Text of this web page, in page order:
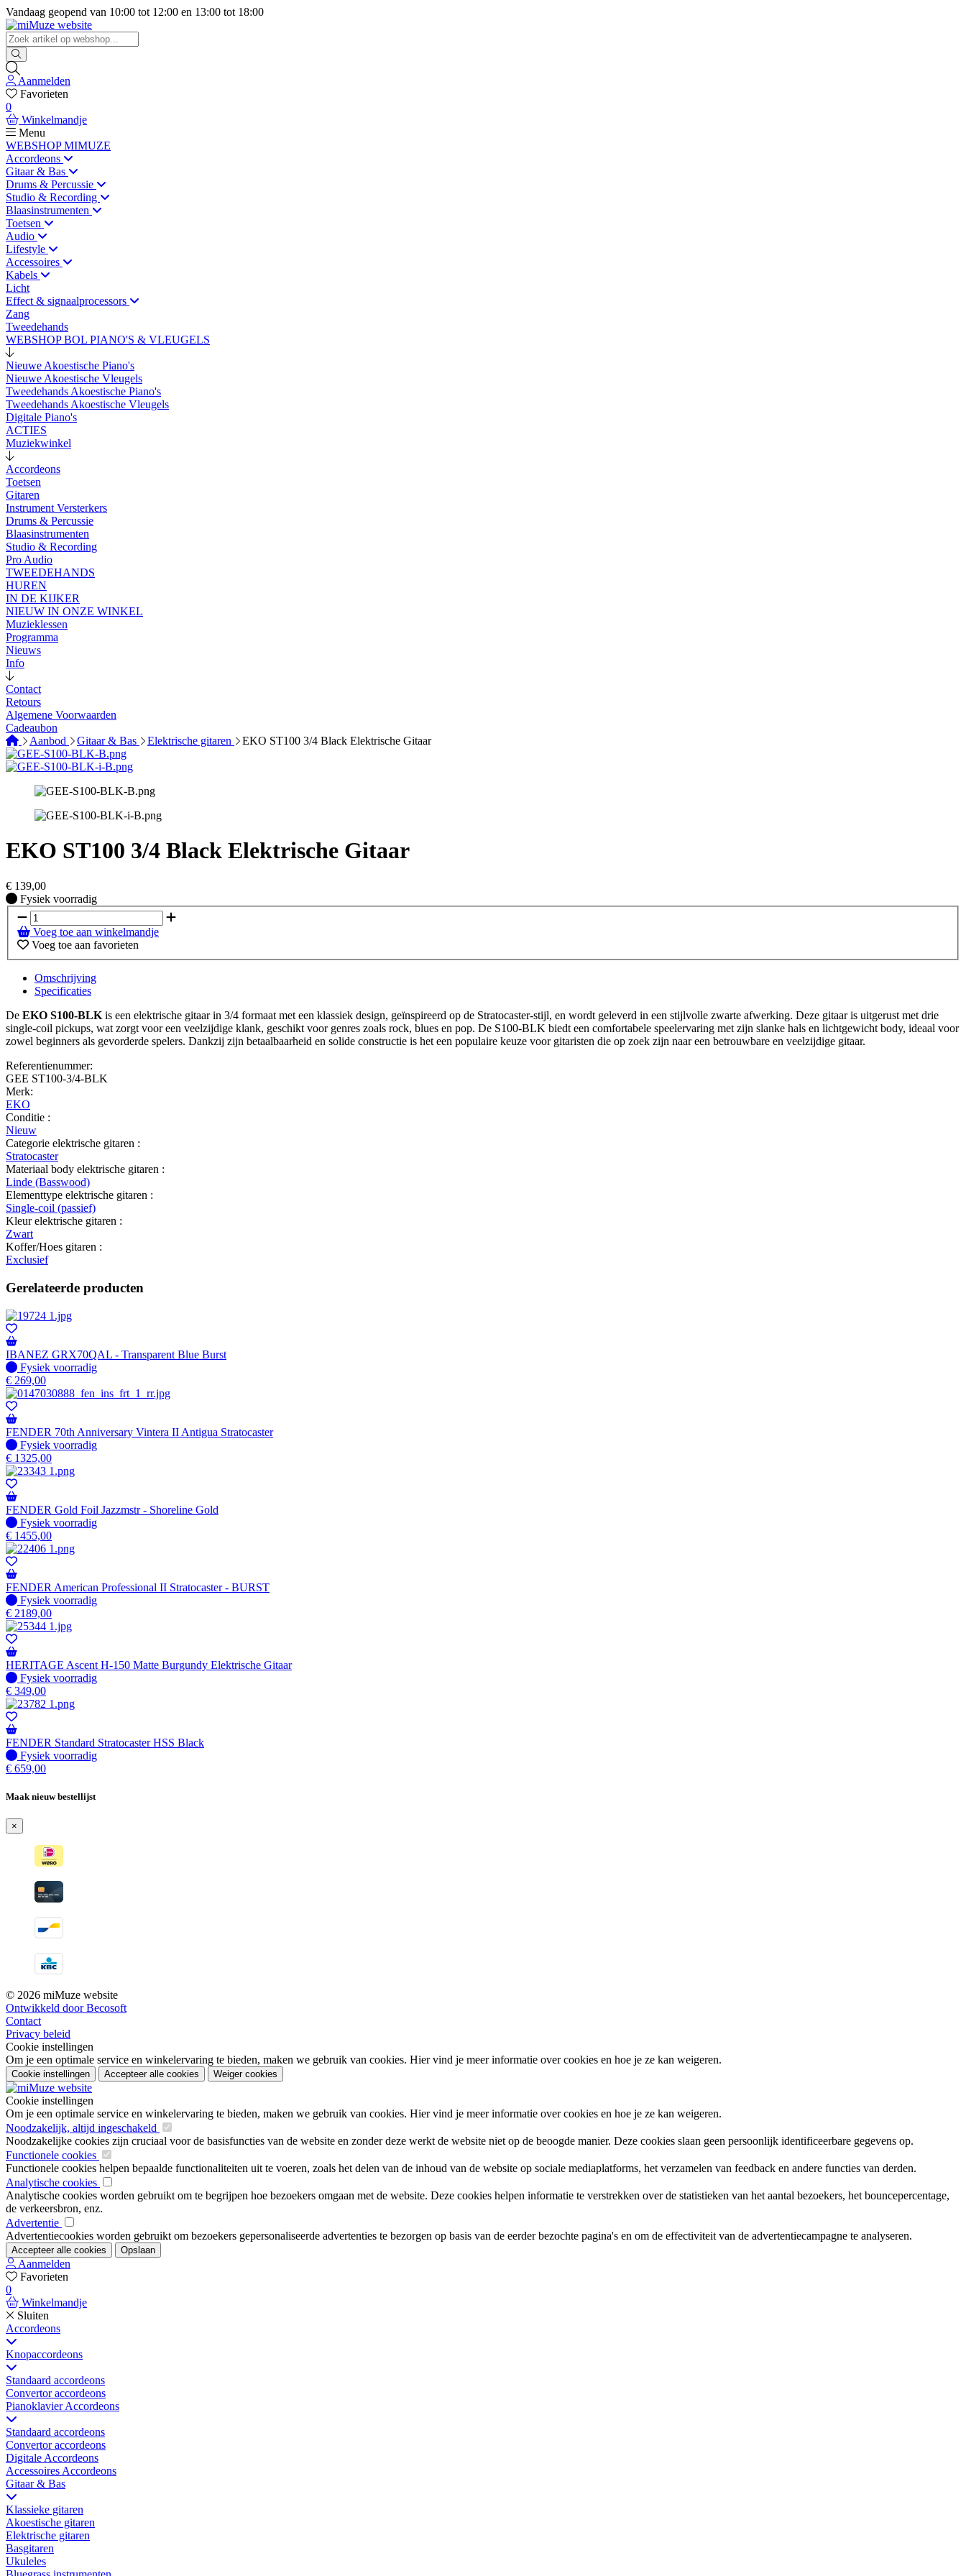
Vandaag geopend van 10:00 tot 12:00 en 13:00 tot 18:00
Aanmelden
Favorieten
0
Winkelmandje
Menu
WEBSHOP MIMUZE
Accordeons
Gitaar & Bas
Drums & Percussie
Studio & Recording
Blaasinstrumenten
Toetsen
Audio
Lifestyle
Accessoires
Kabels
Licht
Effect & signaalprocessors
Zang
Tweedehands
WEBSHOP BOL PIANO'S & VLEUGELS
Nieuwe Akoestische Piano's
Nieuwe Akoestische Vleugels
Tweedehands Akoestische Piano's
Tweedehands Akoestische Vleugels
Digitale Piano's
ACTIES
Muziekwinkel
Accordeons
Toetsen
Gitaren
Instrument Versterkers
Drums & Percussie
Blaasinstrumenten
Studio & Recording
Pro Audio
TWEEDEHANDS
HUREN
IN DE KIJKER
NIEUW IN ONZE WINKEL
Muzieklessen
Programma
Nieuws
Info
Contact
Retours
Algemene Voorwaarden
Cadeaubon
Aanbod
Gitaar & Bas Elektrische gitaren EKO ST100 3/4 Black Elektrische Gitaar
EKO ST100 3/4 Black Elektrische Gitaar
€ 139,00
Fysiek voorradig
Fysiek voorradig
Voeg toe aan winkelmandje
Voeg toe aan favorieten
Omschrijving
Specificaties
De EKO S100-BLKis een elektrische gitaar in 3/4 formaat met een klassiek design, geïnspireerd op de Stratocaster-stijl, en wordt geleverd in een stijlvolle zwarte afwerking. Deze gitaar is uitgerust met drie
single-coil pickups, wat zorgt voor een veelzijdige klank, geschikt voor genres zoals rock, blues en pop. De S100-BLK biedt een comfortabele speelervaring met zijn slanke hals en lichtgewicht body, ideaal voor
zowel beginners als gevorderde spelers. Dankzij zijn betaalbaarheid en solide constructie is het een populaire keuze voor gitaristen die op zoek zijn naar een betrouwbare en veelzijdige gitaar.
Referentienummer:
GEE ST100-3/4-BLK
Merk:
EKO
Conditie :
Nieuw
Categorie elektrische gitaren :
Stratocaster
Materiaal body elektrische gitaren :
Linde (Basswood)
Elementtype elektrische gitaren :
Single-coil (passief)
Kleur elektrische gitaren :
Zwart
Koffer/Hoes gitaren :
Exclusief
Gerelateerde producten
IBANEZ GRX70QAL - Transparent Blue Burst
Fysiek voorradig
Fysiek voorradig
€ 269,00
FENDER 70th Anniversary Vintera II Antigua Stratocaster
Fysiek voorradig
Fysiek voorradig
€ 1325,00
FENDER Gold Foil Jazzmstr - Shoreline Gold
Fysiek voorradig
Fysiek voorradig
€ 1455,00
FENDER American Professional II Stratocaster - BURST
Fysiek voorradig
Fysiek voorradig
€ 2189,00
HERITAGE Ascent H-150 Matte Burgundy Elektrische Gitaar
Fysiek voorradig
Fysiek voorradig
€ 349,00
FENDER Standard Stratocaster HSS Black
Fysiek voorradig
Fysiek voorradig
€ 659,00
Maak nieuw bestellijst
×
© 2026 miMuze website
Ontwikkeld door Becosoft
Contact
Privacy beleid
Cookie instellingen
Om je een optimale service en winkelervaring te bieden, maken we gebruik van cookies. Hier vind je meer informatie over cookies en hoe je ze kan weigeren.
Cookie instellingen Accepteer alle cookies Weiger cookies
Cookie instellingen
Om je een optimale service en winkelervaring te bieden, maken we gebruik van cookies. Hier vind je meer informatie over cookies en hoe je ze kan weigeren.
Noodzakelijk, altijd ingeschakeld
Noodzakelijke cookies zijn cruciaal voor de basisfuncties van de website en zonder deze werkt de website niet op de beoogde manier. Deze cookies slaan geen persoonlijk identificeerbare gegevens op.
Functionele cookies
Functionele cookies helpen bepaalde functionaliteiten uit te voeren, zoals het delen van de inhoud van de website op sociale mediaplatforms, het verzamelen van feedback en andere functies van derden.
Analytische cookies
Analytische cookies worden gebruikt om te begrijpen hoe bezoekers omgaan met de website. Deze cookies helpen informatie te verstrekken over de statistieken van het aantal bezoekers, het bouncepercentage,
de verkeersbron, enz.
Advertentie
Advertentiecookies worden gebruikt om bezoekers gepersonaliseerde advertenties te bezorgen op basis van de eerder bezochte pagina's en om de effectiviteit van de advertentiecampagne te analyseren.
Accepteer alle cookies Opslaan
Aanmelden
Favorieten
0
Winkelmandje
Sluiten
Accordeons
Knopaccordeons
Standaard accordeons
Convertor accordeons
Pianoklavier Accordeons
Standaard accordeons
Convertor accordeons
Digitale Accordeons
Accessoires Accordeons
Gitaar & Bas
Klassieke gitaren
Akoestische gitaren
Elektrische gitaren
Basgitaren
Ukuleles